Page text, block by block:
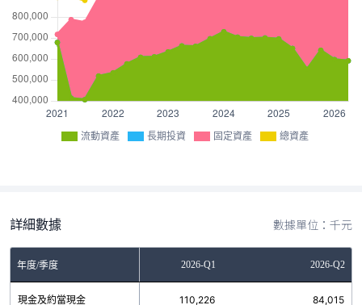
流動資產 長期投資 固定資產 總資產
詳細數據 數據單位：千元
年度/季度2025-Q4 2026-Q1 2026-Q2
現金及約當現金
132,018 110,226 84,015